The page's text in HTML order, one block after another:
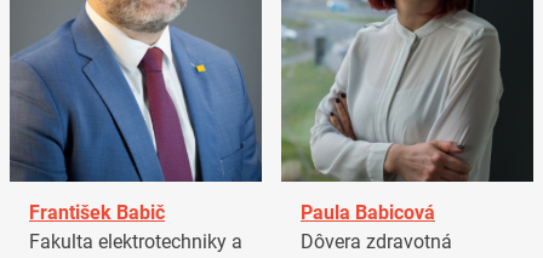
František Babič
Fakulta elektrotechniky a
Paula Babicová
Dôvera zdravotná